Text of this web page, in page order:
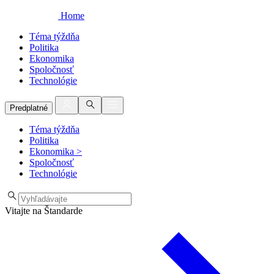
Home
Téma týždňa
Politika
Ekonomika
Spoločnosť
Technológie
Predplatné
Téma týždňa
Politika
Ekonomika >
Spoločnosť
Technológie
Vitajte na Štandarde